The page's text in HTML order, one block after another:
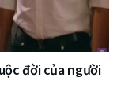
đời của người